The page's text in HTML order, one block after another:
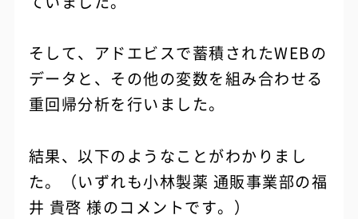
そして、アドエビスで蓄積されたWEBの
データと、その他の変数を組み合わせる
重回帰分析を行いました。
結果、以下のようなことがわかりまし
た。（いずれも小林製薬 通販事業部の福
井 貴啓 様のコメントです。）